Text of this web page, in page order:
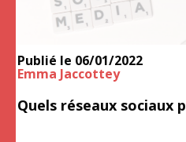
Publié le 06/01/2022
Emma Jaccottey
Quels réseaux sociaux